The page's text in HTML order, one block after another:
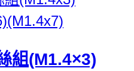
組(M1.4×3)